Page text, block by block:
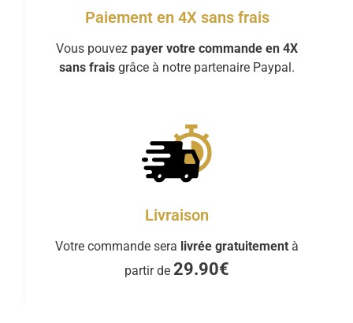
Paiement en 4X sans frais
Vous pouvez payer votre commande en 4X
sans frais grâce à notre partenaire Paypal.
Livraison
Votre commande sera livrée gratuitement à
partir de 29.90€